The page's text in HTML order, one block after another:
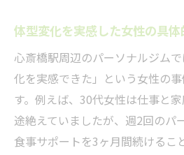
体型変化を実感した女性の具
心斎橋駅周辺のパーソナルジム
化を実感できた」という女性の
す。例えば、30代女性は仕事と
途絶えていましたが、週2回のパ
食事サポートを3ヶ月間続けるこ